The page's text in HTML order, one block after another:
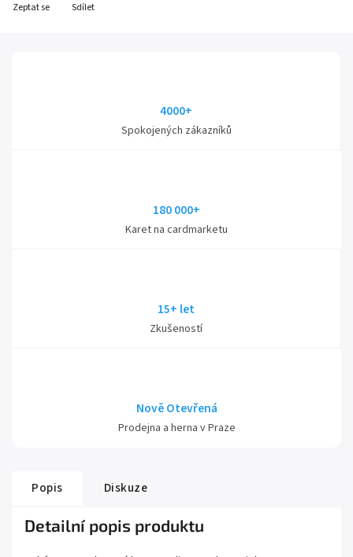
Zeptat se Sdílet
4000+
Spokojených zákazníků
180 000+
Karet na cardmarketu
15+ let
Zkušeností
Nově Otevřená
Prodejna a herna v Praze
Popis Diskuze
Detailní popis produktu